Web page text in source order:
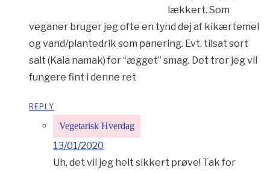
lækkert. Som
veganer bruger jeg ofte en tynd dej af kikærtemel
og vand/plantedrik som panering. Evt. tilsat sort
salt (Kala namak) for “ægget” smag. Det tror jeg vil
fungere fint i denne ret
REPLY
Vegetarisk Hverdag
13/01/2020
Uh, det vil jeg helt sikkert prøve! Tak for